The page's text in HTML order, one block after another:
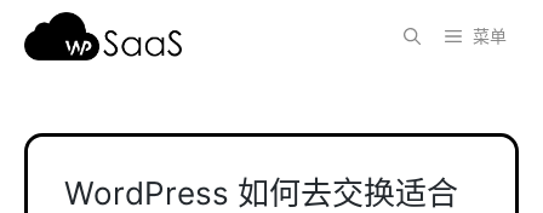
菜单
WordPress 如何去交换适合